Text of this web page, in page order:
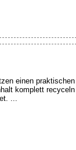
einen
komplett
...